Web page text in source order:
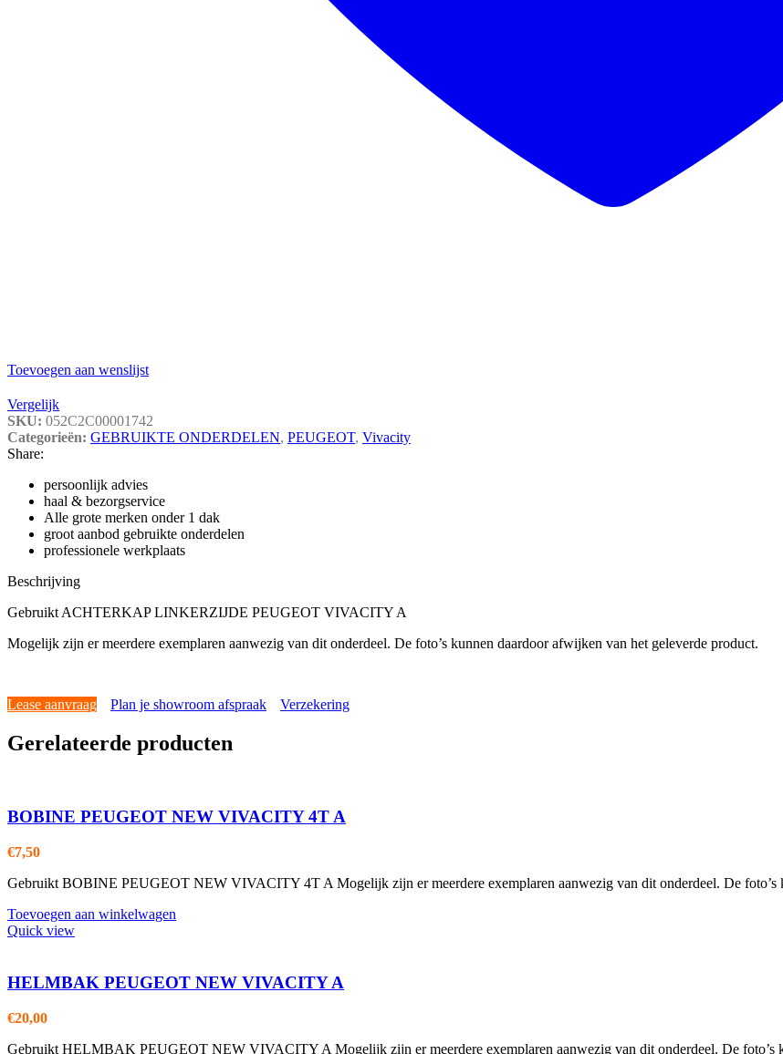
Toevoegen aan wenslijst
Vergelijk
SKU: 052C2C00001742
Categorieën: GEBRUIKTE ONDERDELEN, PEUGEOT, Vivacity
Share:
persoonlijk advies
haal & bezorgservice
Alle grote merken onder 1 dak
groot aanbod gebruikte onderdelen
professionele werkplaats
Beschrijving
Gebruikt ACHTERKAP LINKERZIJDE PEUGEOT VIVACITY A
Mogelijk zijn er meerdere exemplaren aanwezig van dit onderdeel. De foto’s kunnen daardoor afwijken van het geleverde product.
Lease aanvraag Plan je showroom afspraak Verzekering
Gerelateerde producten
BOBINE PEUGEOT NEW VIVACITY 4T A
€7,50
Gebruikt BOBINE PEUGEOT NEW VIVACITY 4T A Mogelijk zijn er meerdere exemplaren aanwezig van dit onderdeel. De foto’s
Toevoegen aan winkelwagen
Quick view
HELMBAK PEUGEOT NEW VIVACITY A
€20,00
Gebruikt HELMBAK PEUGEOT NEW VIVACITY A Mogelijk zijn er meerdere exemplaren aanwezig van dit onderdeel. De foto’s